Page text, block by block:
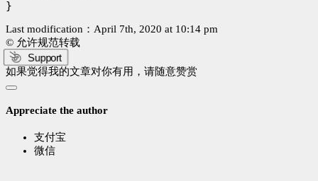
Last modification：April 7th, 2020 at 10:14 pm
© 允许规范转载
Support
如果觉得我的文章对你有用，请随意赞赏
Appreciate the author
支付宝
微信